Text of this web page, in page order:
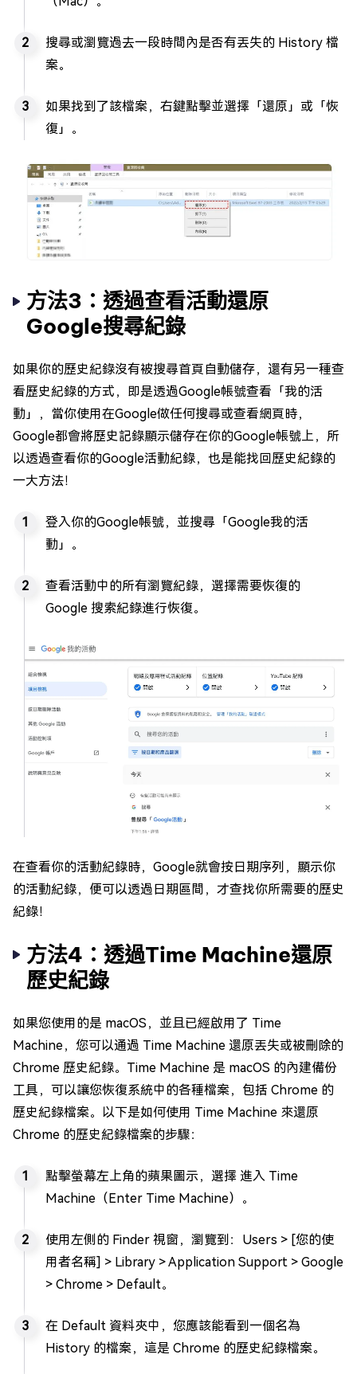
搜尋或瀏覽過去一段時間內是否有丟失的 History 檔
案。
如果找到了該檔案，右鍵點擊並選擇「還原」或「恢
復」。
方法3：透過查看活動還原
Google搜尋紀錄
如果你的歷史紀錄沒有被搜尋首頁自動儲存，還有另一種查
看歷史紀錄的方式，即是透過Google帳號查看「我的活
動」，當你使用在Google做任何搜尋或查看網頁時，
Google都會將歷史記錄顯示儲存在你的Google帳號上，所
以透過查看你的Google活動紀錄，也是能找回歷史紀錄的
一大方法！
登入你的Google帳號，並搜尋「Google我的活
動」。
查看活動中的所有瀏覽紀錄，選擇需要恢復的
Google 搜索紀錄進行恢復。
在查看你的活動紀錄時，Google就會按日期序列，顯示你
的活動紀錄，便可以透過日期區間，才查找你所需要的歷史
紀錄！
方法4：透過Time Machine還原
歷史紀錄
如果您使用的是 macOS，並且已經啟用了 Time
Machine，您可以通過 Time Machine 還原丟失或被刪除的
Chrome 歷史紀錄。Time Machine 是 macOS 的內建備份
工具，可以讓您恢復系統中的各種檔案，包括 Chrome 的
歷史紀錄檔案。以下是如何使用 Time Machine 來還原
Chrome 的歷史紀錄檔案的步驟：
點擊螢幕左上角的蘋果圖示，選擇 進入 Time
Machine（Enter Time Machine）。
使用左側的 Finder 視窗，瀏覽到：Users > [您的使
用者名稱] > Library > Application Support > Google
> Chrome > Default。
在 Default 資料夾中，您應該能看到一個名為
History 的檔案，這是 Chrome 的歷史紀錄檔案。